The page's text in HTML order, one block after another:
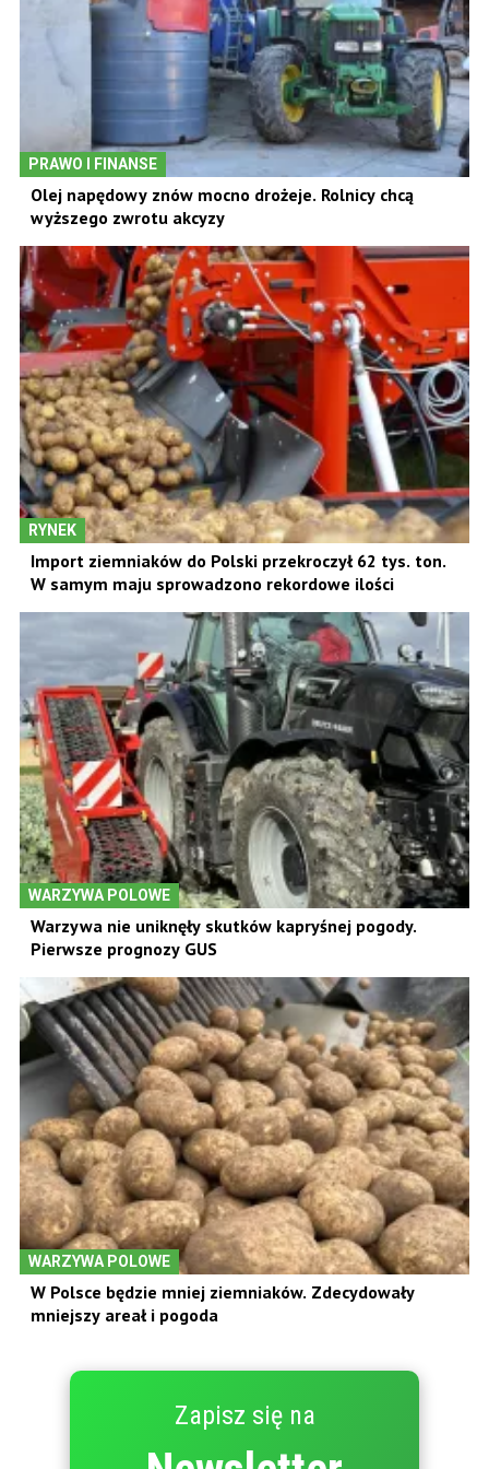
PRAWO I FINANSE
Olej napędowy znów mocno drożeje. Rolnicy chcą
wyższego zwrotu akcyzy
RYNEK
Import ziemniaków do Polski przekroczył 62 tys. ton.
W samym maju sprowadzono rekordowe ilości
WARZYWA POLOWE
Warzywa nie uniknęły skutków kapryśnej pogody.
Pierwsze prognozy GUS
WARZYWA POLOWE
W Polsce będzie mniej ziemniaków. Zdecydowały
mniejszy areał i pogoda
Zapisz się na